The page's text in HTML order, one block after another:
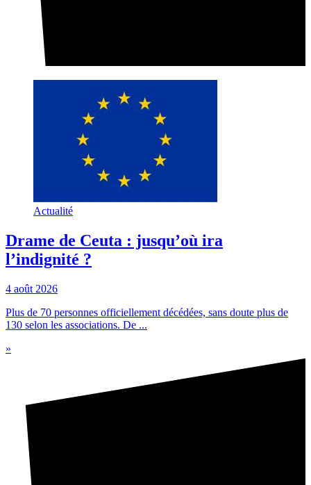
Actualité
Drame de Ceuta : jusqu’où ira
l’indignité ?
4 août 2026
Plus de 70 personnes officiellement décédées, sans doute plus de
130 selon les associations. De ...
»